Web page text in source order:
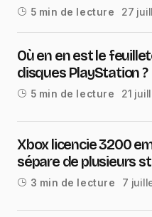
5 min de lecture 27
Où en en est le
disques PlayStation ?
5 min de lecture 21
Xbox licencie 3200
sépare de plusieurs
3 min de lecture 7